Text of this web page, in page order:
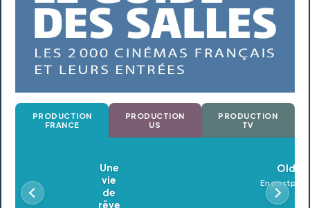
PRODUCTION
FRANCE
PRODUCTION
US
PRODUCTION
TV
Oldeupe
En postproduction